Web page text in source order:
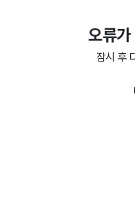
오류
잠시 후